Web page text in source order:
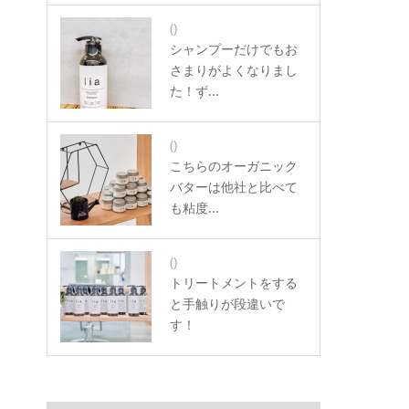
()
シャンプーだけでもお
さまりがよくなりまし
た！ず...
()
こちらのオーガニック
バターは他社と比べて
も粘度...
()
トリートメントをする
と手触りが段違いで
す！